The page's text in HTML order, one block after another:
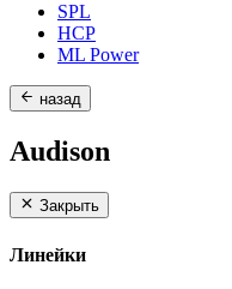
SPL
HCP
ML Power
назад
Audison
Закрыть
Линейки